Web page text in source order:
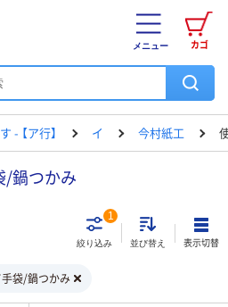
カゴ
メニュー
- 【ア行】 イ 今村紙工
/鍋つかみ
絞り込み
1
並び替え 表示切替
袋/鍋つかみ